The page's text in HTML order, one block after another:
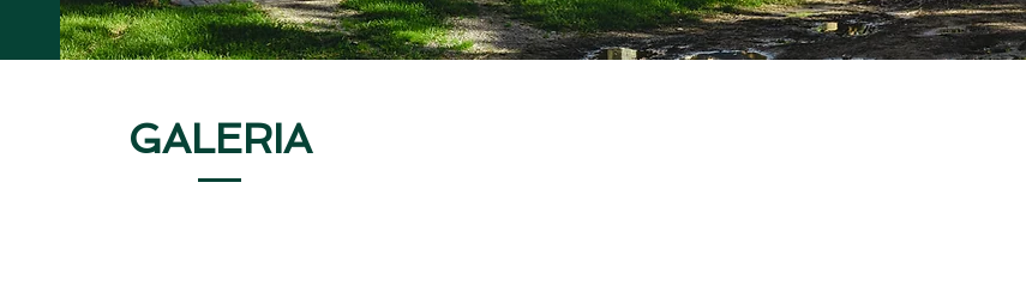
GALERIA